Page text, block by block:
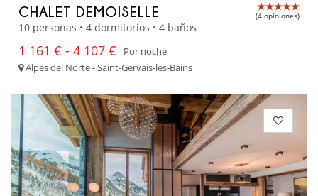
CHALET DEMOISELLE (4 opiniones)
10 personas • 4 dormitorios • 4 baños
1 161 € - 4 107 €
Por noche
Alpes del Norte - Saint-Gervais-les-Bains